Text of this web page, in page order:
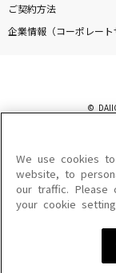
ご契約方法
企業情報（コーポレート
©
このサイトに掲載されて
を問わず、著作権法の定
を禁じます。
楽曲及びコンテンツは、
楽曲及びコンテンツの配
We use cookies
website, to
our traffic. Please
your cookie